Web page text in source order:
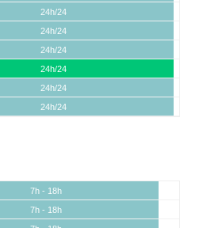
24h/24
24h/24
24h/24
24h/24
24h/24
24h/24
7h - 18h
7h - 18h